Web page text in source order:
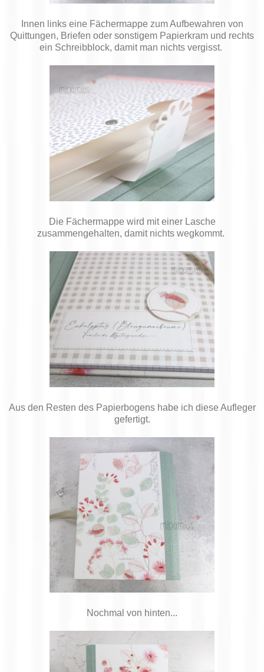
Innen links eine Fächermappe zum Aufbewahren von
Quittungen, Briefen oder sonstigem Papierkram und rechts
ein Schreibblock, damit man nichts vergisst.
Die Fächermappe wird mit einer Lasche
zusammengehalten, damit nichts wegkommt.
Aus den Resten des Papierbogens habe ich diese Aufleger
gefertigt.
Nochmal von hinten...